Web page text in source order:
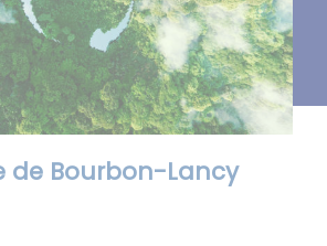
de Bourbon-Lancy